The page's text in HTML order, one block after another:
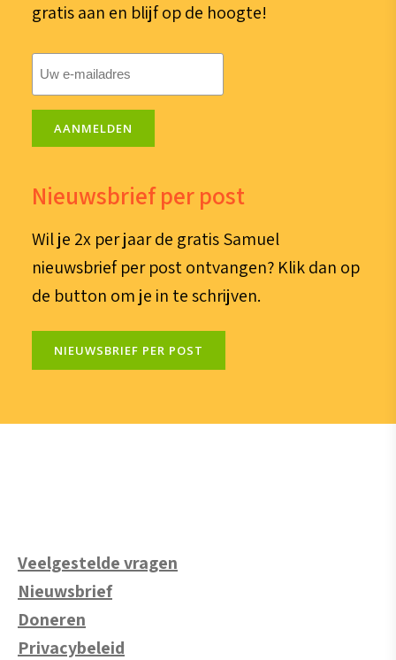
gratis aan en blijf op de hoogte!
AANMELDEN
Nieuwsbrief per post
Wil je 2x per jaar de gratis Samuel
nieuwsbrief per post ontvangen? Klik dan op
de button om je in te schrijven.
NIEUWSBRIEF PER POST
Veelgestelde vragen
Nieuwsbrief
Doneren
Privacybeleid